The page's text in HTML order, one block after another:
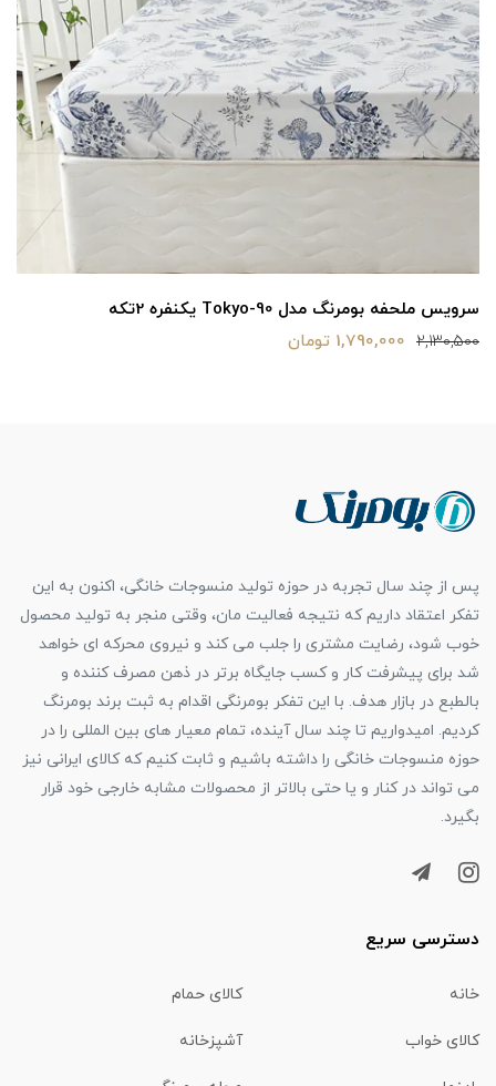
سرویس ملحفه بومرنگ مدل Tokyo-160 دونفره 3تکه
3,380,500 2,890,000 تومان
پس از چند سال تجربه در حوزه تولید منسوجات خانگی، اکنون به این
تفکر اعتقاد داریم که نتیجه فعالیت مان، وقتی منجر به تولید محصول
خوب شود، رضایت مشتری را جلب می کند و نیروی محرکه ای خواهد
شد برای پیشرفت کار و کسب جایگاه برتر در ذهن مصرف کننده و
بالطبع در بازار هدف. با این تفکر بومرنگی اقدام به ثبت برند بومرنگ
کردیم. امیدواریم تا چند سال آینده، تمام معیار های بین المللی را در
حوزه منسوجات خانگی را داشته باشیم و ثابت کنیم که کالای ایرانی نیز
می تواند در کنار و یا حتی بالاتر از محصولات مشابه خارجی خود قرار
بگیرد.
دسترسی سریع
خانه کالای حمام
کالای خواب آشپزخانه